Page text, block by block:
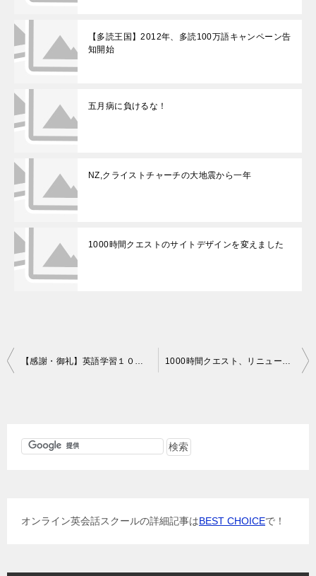
【多読王国】2012年、多読100万語キャンペーン告
知開始
五月病に負けるな！
NZ,クライストチャーチの大地震から一年
1000時間クエストのサイトデザインを変えました
投
オンライン英会話スクールの詳細記事はBEST CHOICEで！